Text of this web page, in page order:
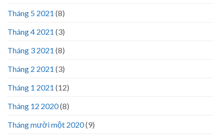
Tháng 5 2021 (8)
Tháng 4 2021 (3)
Tháng 3 2021 (8)
Tháng 2 2021 (3)
Tháng 1 2021 (12)
Tháng 12 2020(8)
Tháng mười một 2020(9)